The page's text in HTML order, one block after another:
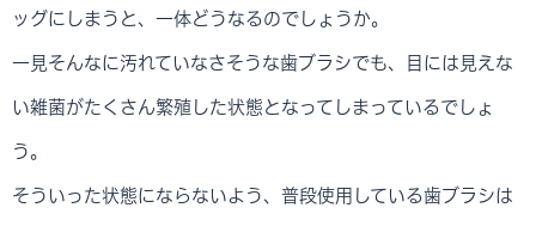
ッグにしまうと、一体どうなるのでしょうか。
一見そんなに汚れていなさそうな歯ブラシでも、目には見えな
い雑菌がたくさん繁殖した状態となってしまっているでしょ
う。
そういった状態にならないよう、普段使用している歯ブラシは